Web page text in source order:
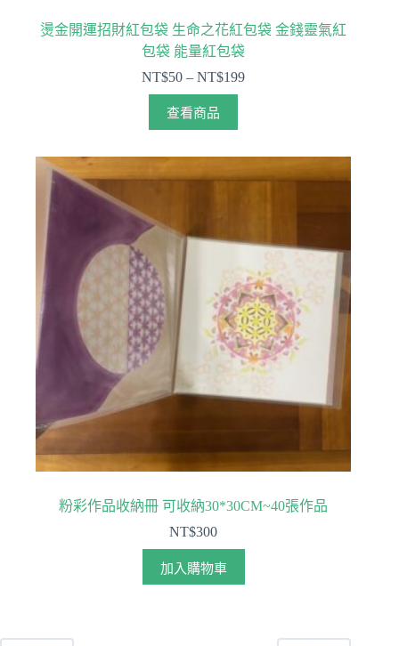
燙金開運招財紅包袋 生命之花紅包袋 金錢靈氣紅
包袋 能量紅包袋
NT$50 –NT$199
查看商品
粉彩作品收納冊 可收納30*30CM~40張作品
NT$300
加入購物車